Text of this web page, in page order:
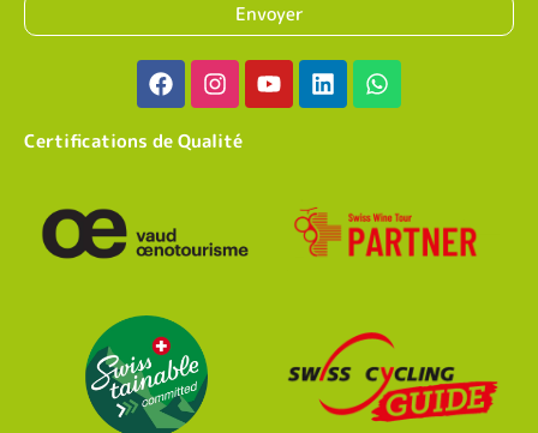
Envoyer
Certifications de Qualité